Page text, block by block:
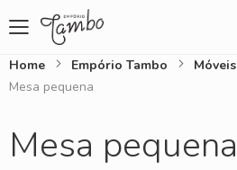
Home Empório Tambo Móveis
Mesa pequena
Mesa pequena